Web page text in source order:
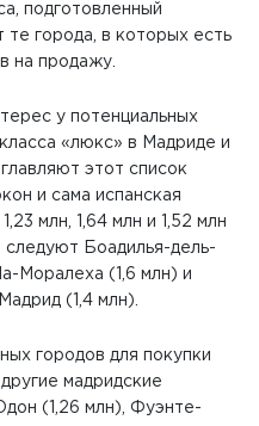
подготовленный
те города, в которых есть
на продажу.
у потенциальных
«люкс» в Мадриде и
этот список
и сама испанская
млн, 1,64 млн и 1,52 млн
следуют Боадилья-дель-
Моралеха (1,6 млн) и
(1,4 млн).
городов для покупки
мадридские
(1,26 млн), Фуэнте-